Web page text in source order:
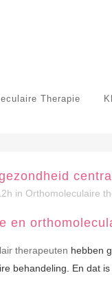
Therapie
in Orthomoleculaire
en
therapeuten hebben
behandeling. En dat is